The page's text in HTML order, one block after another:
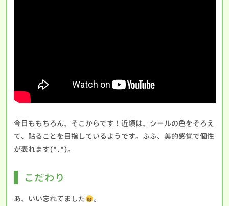
今日ももちろん、そこからです！近頃は、シールの色をそろえ
て、貼ることを目指しているようです。ふふ、美的感覚で個性
が表れます(^.^)。
こだわり
あ、いい忘れてました
。